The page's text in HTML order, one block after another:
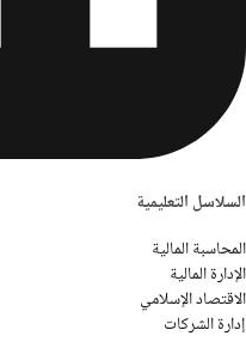
السلاسل التعليمية
المحاسبة المالية
الإدارة المالية
الاقتصاد الإسلامي
إدارة الشركات